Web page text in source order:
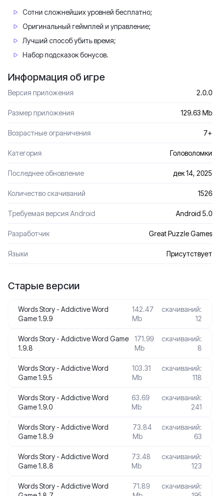
Сотни сложнейших уровней бесплатно;
Оригинальный геймплей и управление;
Лучший способ убить время;
Набор подсказок бонусов.
Информация об игре
Версия приложения 2.0.0
Размер приложения 129.63 Mb
Возрастные ограничения 7+
Категория Головоломки
Последнее обновление дек 14, 2025
Количество скачиваний 1526
Требуемая версия Android Android 5.0
Разработчик Great Puzzle Games
Языки Присутствует
Старые версии
Words Story - Addictive Word
Game 1.9.9
142.47
Mb
скачиваний:
12
Words Story - Addictive Word Game
1.9.8
171.99
Mb
скачиваний:
8
Words Story - Addictive Word
Game 1.9.5
103.31
Mb
скачиваний:
118
Words Story - Addictive Word
Game 1.9.0
63.69
Mb
скачиваний:
241
Words Story - Addictive Word
Game 1.8.9
73.84
Mb
скачиваний:
63
Words Story - Addictive Word
Game 1.8.8
73.48
Mb
скачиваний:
123
Words Story - Addictive Word
71.89
скачиваний: